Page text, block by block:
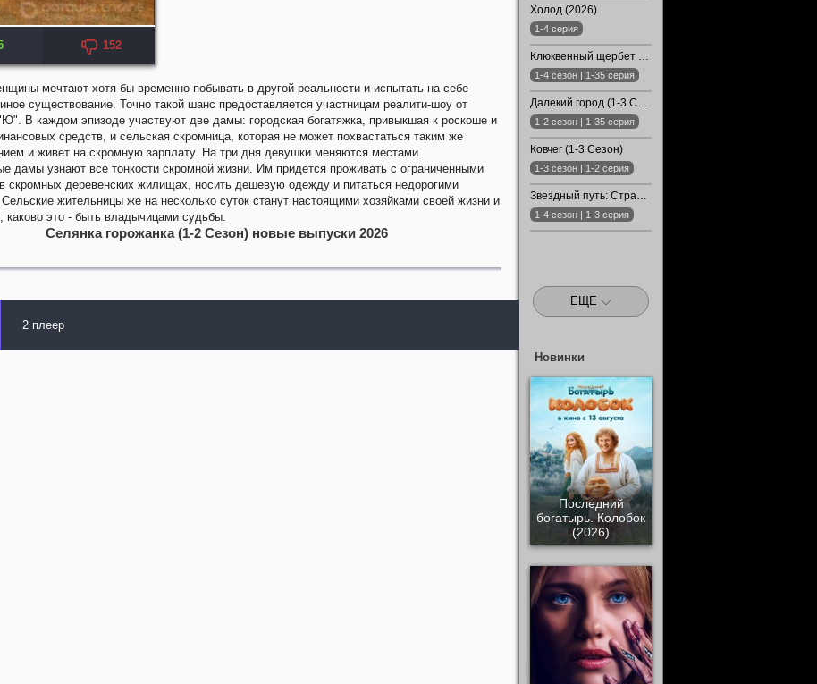
152
мечтают хотя бы временно побывать в другой реальности и испытать на себе
существование. Точно такой шанс предоставляется участницам реалити-шоу от
В каждом эпизоде участвуют две дамы: городская богатяжка, привыкшая к роскоше и
средств, и сельская скромница, которая не может похвастаться таким же
и живет на скромную зарплату. На три дня девушки меняются местами.
дамы узнают все тонкости скромной жизни. Им придется проживать с ограниченными
скромных деревенских жилищах, носить дешевую одежду и питаться недорогими
жительницы же на несколько суток станут настоящими хозяйками своей жизни и
каково это - быть владычицами судьбы.
Селянка горожанка (1-2 Сезон) новые выпуски 2026
2 плеер
Холод (2026)
1-4 серия
Клюквенный щербет (1-4 Сезон)
1-4 сезон | 1-35 серия
Далекий город (1-3 Сезон)
1-2 сезон | 1-35 серия
Ковчег (1-3 Сезон)
1-3 сезон | 1-2 серия
Звездный путь: Странные новые миры (1-4 Сезон)
1-4 сезон | 1-3 серия
ЕЩЕ
Новинки
Последний
богатырь. Колобок
(2026)